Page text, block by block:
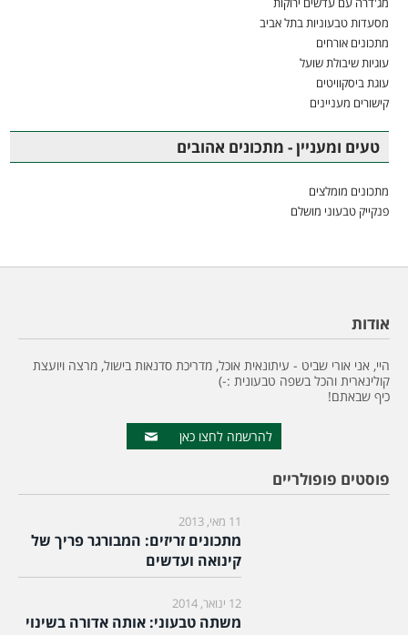
מסעדות טבעוניות בתל אביב
מתכונים אורחים
עוגיות שיבולת שועל
עוגת ביסקוויטים
קישורים מעניינים
טעים ומעניין - מתכונים אהובים
מתכונים מומלצים
פנקייק טבעוני מושלם
אודות
היי, אני אורי שביט - עיתונאית אוכל, מדריכת סדנאות בישול, מרצה ויועצת
קולינארית והכל בשפה טבעונית :-)
כיף שבאתם!
להרשמה לחצו כאן
פוסטים פופולריים
11 מאי, 2013
מתכונים זריזים: המבורגר פריך של
קינואה ועדשים
12 ינואר, 2014
משתה טבעוני: אותה אדורה בשינוי